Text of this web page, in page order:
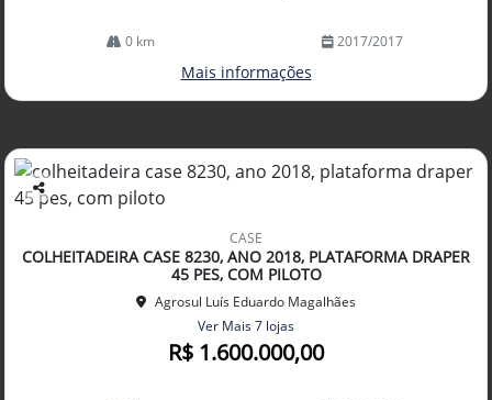
0 km 2017/2017
Mais informações
Co
arti
lhe
CASE
COLHEITADEIRA CASE 8230, ANO 2018, PLATAFORMA DRAPER
45 PES, COM PILOTO
Agrosul Luís Eduardo Magalhães
Ver Mais 7 lojas
R$ 1.600.000,00